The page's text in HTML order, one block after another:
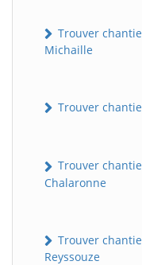
Trouver
Michaille
Trouver
Trouver
Chalaronne
Trouver
Reyssouze